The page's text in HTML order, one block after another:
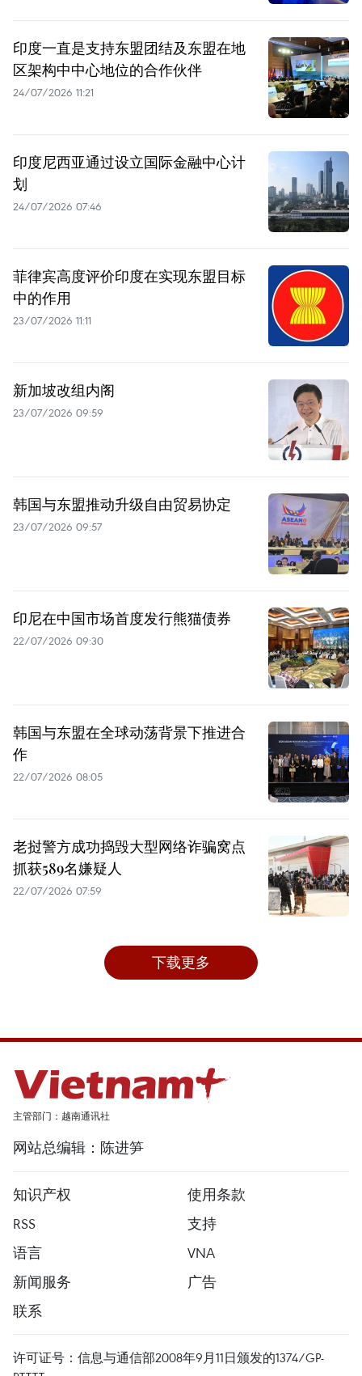
印度一直是支持东盟团结及东盟在地
区架构中中心地位的合作伙伴
24/07/2026 11:21
印度尼西亚通过设立国际金融中心计
划
24/07/2026 07:46
菲律宾高度评价印度在实现东盟目标
中的作用
23/07/2026 11:11
新加坡改组内阁
23/07/2026 09:59
韩国与东盟推动升级自由贸易协定
23/07/2026 09:57
印尼在中国市场首度发行熊猫债券
22/07/2026 09:30
韩国与东盟在全球动荡背景下推进合
作
22/07/2026 08:05
老挝警方成功捣毁大型网络诈骗窝点
抓获589名嫌疑人
22/07/2026 07:59
下载更多
主管部门：越南通讯社
网站总编辑：陈进笋
知识产权
使用条款
RSS
支持
语言
VNA
新闻服务
广告
联系
许可证号：信息与通信部2008年9月11日颁发的1374/GP-